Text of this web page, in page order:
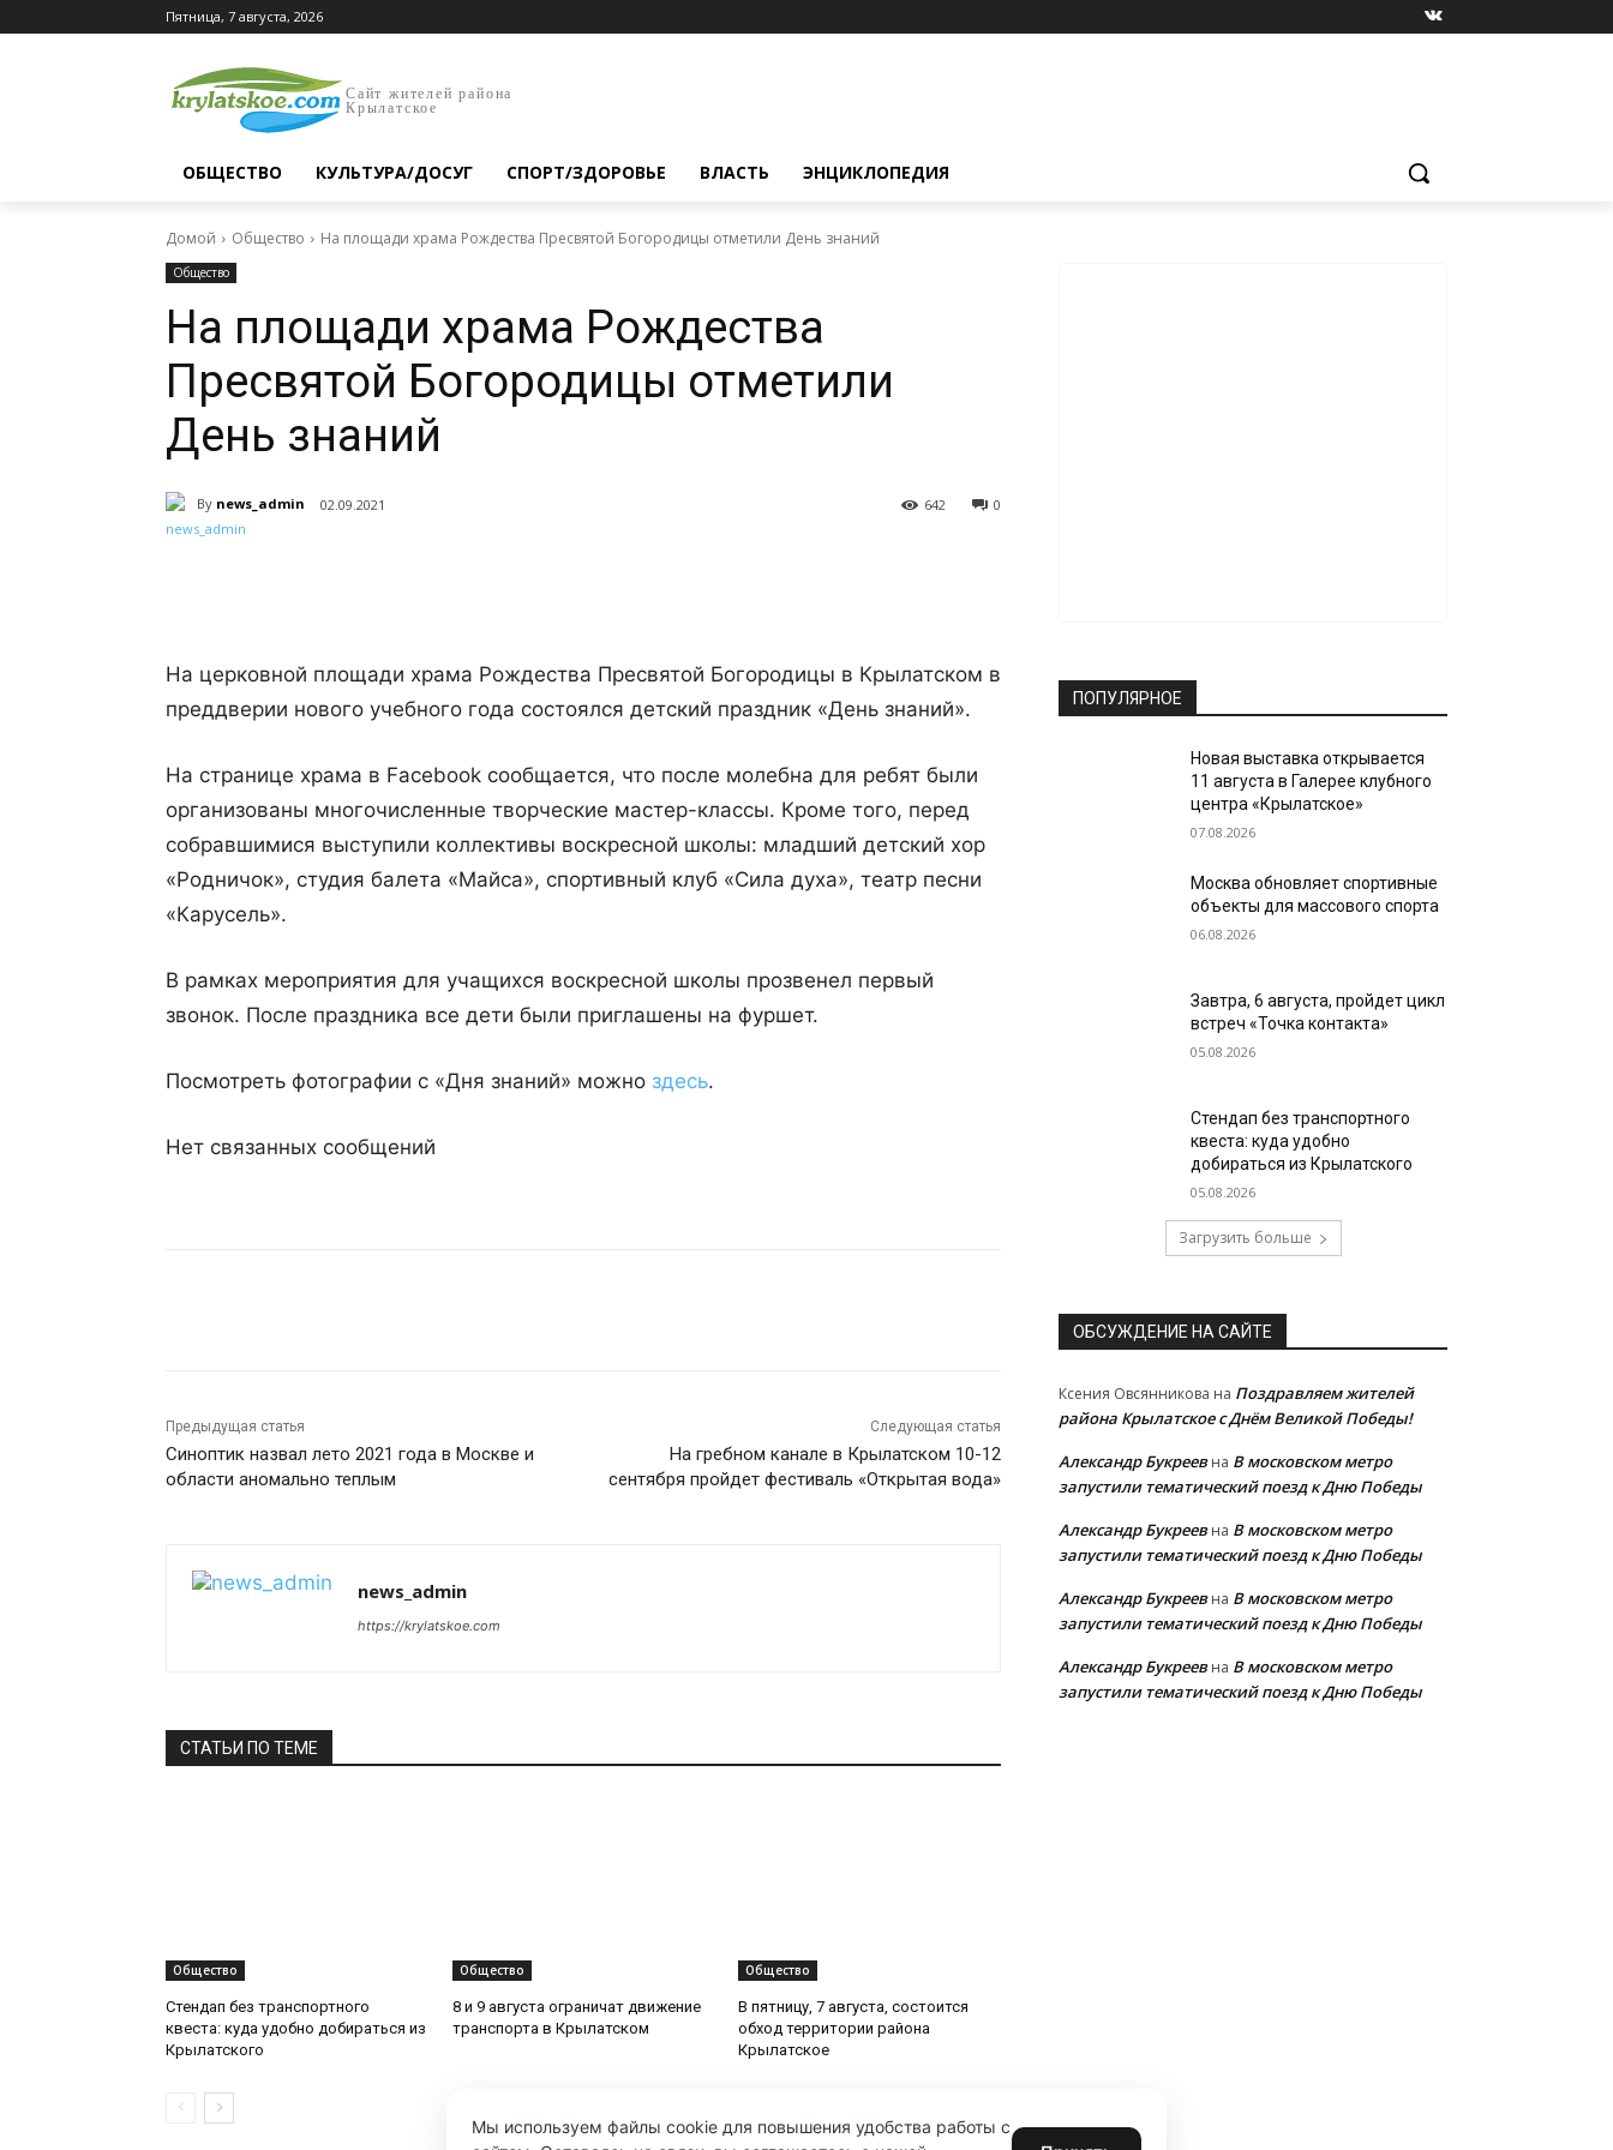
Пятница, 7 августа, 2026
Сайт жителей района
Крылатское
ОБЩЕСТВО КУЛЬТУРА/ДОСУГ СПОРТ/ЗДОРОВЬЕ ВЛАСТЬ ЭНЦИКЛОПЕДИЯ
Домой Общество На площади храма Рождества Пресвятой Богородицы отметили День знаний
Общество
На площади храма Рождества
Пресвятой Богородицы отметили
День знаний
By news_admin 02.09.2021 0
642
На церковной площади храма Рождества Пресвятой Богородицы в Крылатском в
преддверии нового учебного года состоялся детский праздник «День знаний».
На странице храма в Facebook сообщается, что после молебна для ребят были
организованы многочисленные творческие мастер-классы. Кроме того, перед
собравшимися выступили коллективы воскресной школы: младший детский хор
«Родничок», студия балета «Майса», спортивный клуб «Сила духа», театр песни
«Карусель».
В рамках мероприятия для учащихся воскресной школы прозвенел первый
звонок. После праздника все дети были приглашены на фуршет.
Посмотреть фотографии с «Дня знаний» можно здесь.
Нет связанных сообщений
Предыдущая статья
Синоптик назвал лето 2021 года в Москве и
области аномально теплым
Следующая статья
На гребном канале в Крылатском 10-12
сентября пройдет фестиваль «Открытая вода»
news_admin
https://krylatskoe.com
СТАТЬИ ПО ТЕМЕ
Общество
Стендап без транспортного
квеста: куда удобно добираться из
Крылатского
Общество
8 и 9 августа ограничат движение
транспорта в Крылатском
Общество
В пятницу, 7 августа, состоится
обход территории района
Крылатское
ПОПУЛЯРНОЕ
Новая выставка открывается
11 августа в Галерее клубного
центра «Крылатское»
07.08.2026
Москва обновляет спортивные
объекты для массового спорта
06.08.2026
Завтра, 6 августа, пройдет цикл
встреч «Точка контакта»
05.08.2026
Стендап без транспортного
квеста: куда удобно
добираться из Крылатского
05.08.2026
Загрузить больше
ОБСУЖДЕНИЕ НА САЙТЕ
Ксения Овсянникова на Поздравляем жителей
района Крылатское с Днём Великой Победы!
Александр Букреевна В московском метро
запустили тематический поезд к Дню Победы
Александр Букреевна В московском метро
запустили тематический поезд к Дню Победы
Александр Букреевна В московском метро
запустили тематический поезд к Дню Победы
Александр Букреевна В московском метро
запустили тематический поезд к Дню Победы
Мы используем файлы cookie для повышения удобства работы с